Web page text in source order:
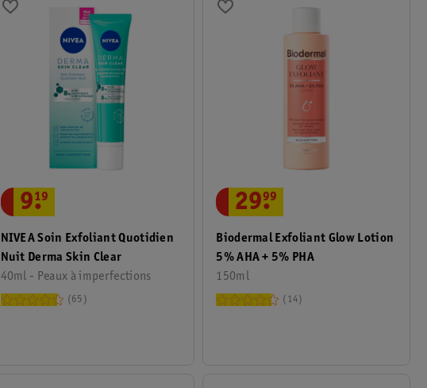
NIVEA Soin Exfoliant Quotidien
Nuit Derma Skin Clear
40ml - Peaux à imperfections
9.
19
65
Biodermal Exfoliant Glow Lotion
5% AHA + 5% PHA
150ml
29.
99
14